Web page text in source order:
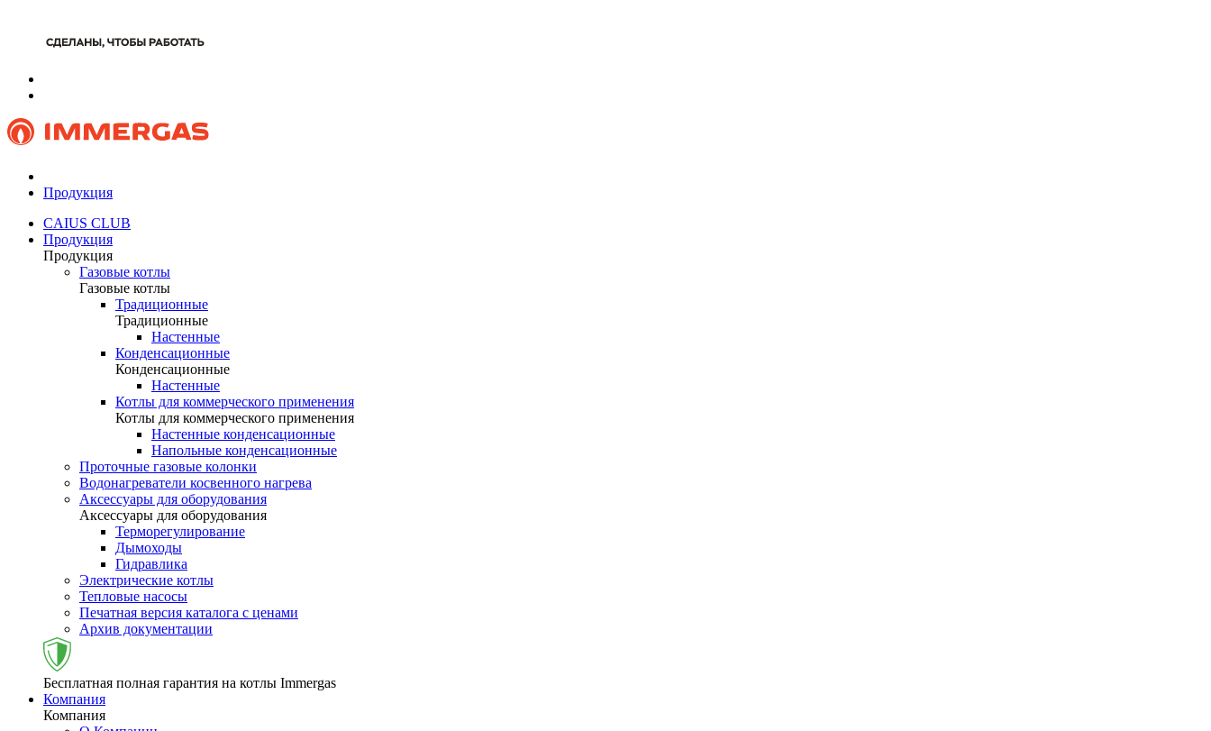
Продукция
CAIUS CLUB
Продукция
Продукция
Газовые котлы
Газовые котлы
Традиционные
Традиционные
Настенные
Конденсационные
Конденсационные
Настенные
Котлы для коммерческого применения
Котлы для коммерческого применения
Настенные конденсационные
Напольные конденсационные
Проточные газовые колонки
Водонагреватели косвенного нагрева
Аксессуары для оборудования
Аксессуары для оборудования
Терморегулирование
Дымоходы
Гидравлика
Электрические котлы
Тепловые насосы
Печатная версия каталога с ценами
Архив документации
Бесплатная полная гарантия на котлы Immergas
Компания
Компания